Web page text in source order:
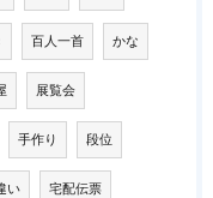
百人一首 かな
展覧会
手作り 段位
い 宅配伝票